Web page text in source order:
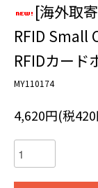
[海外取
RFID Small
RFIDカード
MY110174
4,620円(税